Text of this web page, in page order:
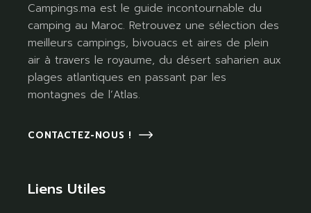
Campings.ma est le guide incontournable du
camping au Maroc. Retrouvez une sélection des
meilleurs campings, bivouacs et aires de plein
air à travers le royaume, du désert saharien aux
plages atlantiques en passant par les
montagnes de l’Atlas.
CONTACTEZ-NOUS !
Liens Utiles